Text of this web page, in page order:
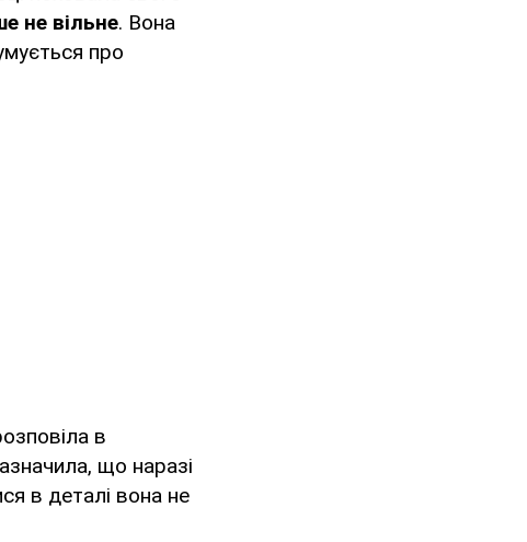
не вільне. Вона
про
в
що наразі
в деталі вона не